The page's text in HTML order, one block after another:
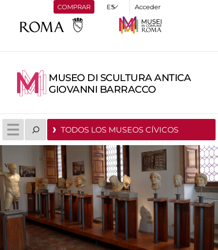
COMPRAR Acceder
MUSEO DI SCULTURA ANTICA
GIOVANNI BARRACCO
TODOS LOS MUSEOS CÍVICOS